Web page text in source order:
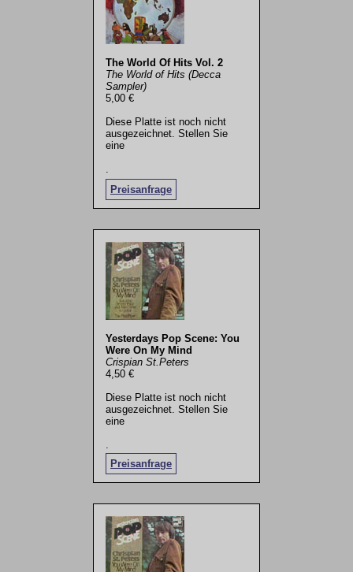
The World Of Hits Vol. 2
The World of Hits (Decca
Sampler)
5,00 €
Diese Platte ist noch nicht
ausgezeichnet. Stellen Sie
eine
Preisanfrage
.
Yesterdays Pop Scene: You
Were On My Mind
Crispian St.Peters
4,50 €
Diese Platte ist noch nicht
ausgezeichnet. Stellen Sie
eine
Preisanfrage